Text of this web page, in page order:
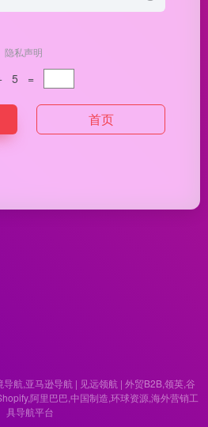
隐私声明
5 =
首页
导航,亚马逊导航 | 见远领航 | 外贸B2B,领英,谷
阿里巴巴,中国制造,环球资源,海外营销工
具导航平台